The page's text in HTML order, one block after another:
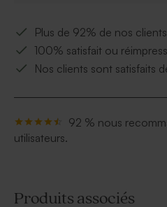
Plus de 92% de nos
100% satisfait ou
Nos clients sont satisfaits
92 % nous
utilisateurs.
Produits associés